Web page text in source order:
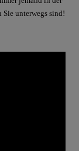
unterwegs sind!